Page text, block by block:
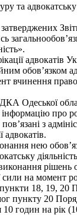
та
обов’язком
вчинення
Одеської
про
з
адвокатів.
нею
рішень
сили на
18, 19, 20
20
10 годин на